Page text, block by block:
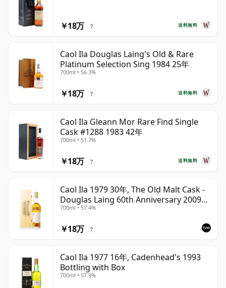
送料無料
￥18万 ?
Caol Ila Douglas Laing's Old & Rare
Platinum Selection Sing 1984 25年
700ml • 56.3%
送料無料
￥18万 ?
Caol Ila Gleann Mor Rare Find Single
Cask #1288 1983 42年
700ml • 51.7%
送料無料
￥18万 ?
Caol Ila 1979 30年, The Old Malt Cask -
Douglas Laing 60th Anniversary 2009
Bottling
700ml • 57.4%
￥18万 ?
Caol Ila 1977 16年, Cadenhead's 1993
Bottling with Box
700ml • 57.9%